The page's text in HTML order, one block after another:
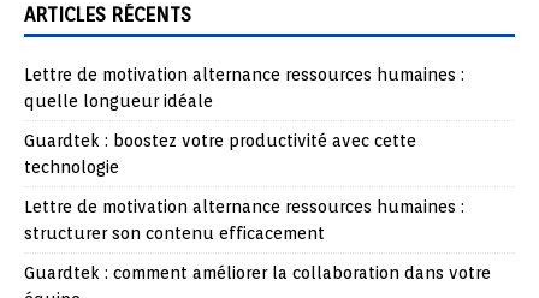
ARTICLES RÉCENTS
Lettre de motivation alternance ressources humaines :
quelle longueur idéale
Guardtek : boostez votre productivité avec cette
technologie
Lettre de motivation alternance ressources humaines :
structurer son contenu efficacement
Guardtek : comment améliorer la collaboration dans votre